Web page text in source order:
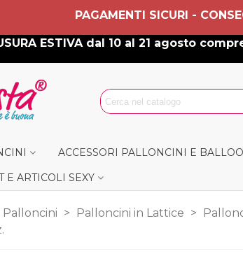
PAGAMENTI SICURI -
ESTIVA dal 10 al 21 agosto
ACCESSORI PALLONCINI E
E ARTICOLI SEXY
Palloncini > Palloncini in Lattice >